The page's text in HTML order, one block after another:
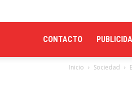
CONTACTO
Inicio Sociedad